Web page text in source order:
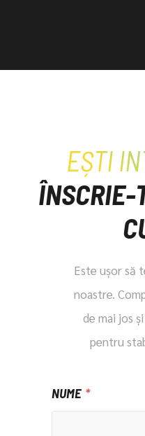
EȘTI
ÎNSCRIE-
Este ușor să
noastre.
de mai jos
pentru
NUME